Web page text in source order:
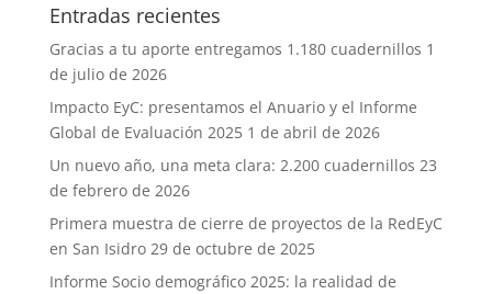
Entradas recientes
Gracias a tu aporte entregamos 1.180 cuadernillos 1
de julio de 2026
Impacto EyC: presentamos el Anuario y el Informe
Global de Evaluación 2025 1 de abril de 2026
Un nuevo año, una meta clara: 2.200 cuadernillos 23
de febrero de 2026
Primera muestra de cierre de proyectos de la RedEyC
en San Isidro 29 de octubre de 2025
Informe Socio demográfico 2025: la realidad de